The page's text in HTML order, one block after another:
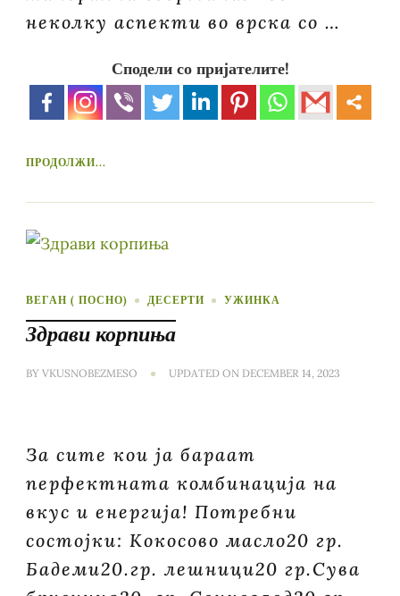
неколку аспекти во врска со …
Сподели со пријателите!
ПРОДОЛЖИ...
ВЕГАН ( ПОСНО) ДЕСЕРТИ УЖИНКА
Здрави корпиња
BY VKUSNOBEZMESO UPDATED ON DECEMBER 14, 2023
За сите кои ја бараат
перфектната комбинација на
вкус и енергија! Потребни
состојки: Кокосово масло20 гр.
Бадеми20.гр. лешници20 гр.Сува